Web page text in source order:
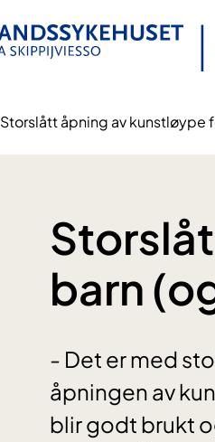
Storslått åpning av kunstløype
barn
- Det er med
åpningen av
blir godt brukt